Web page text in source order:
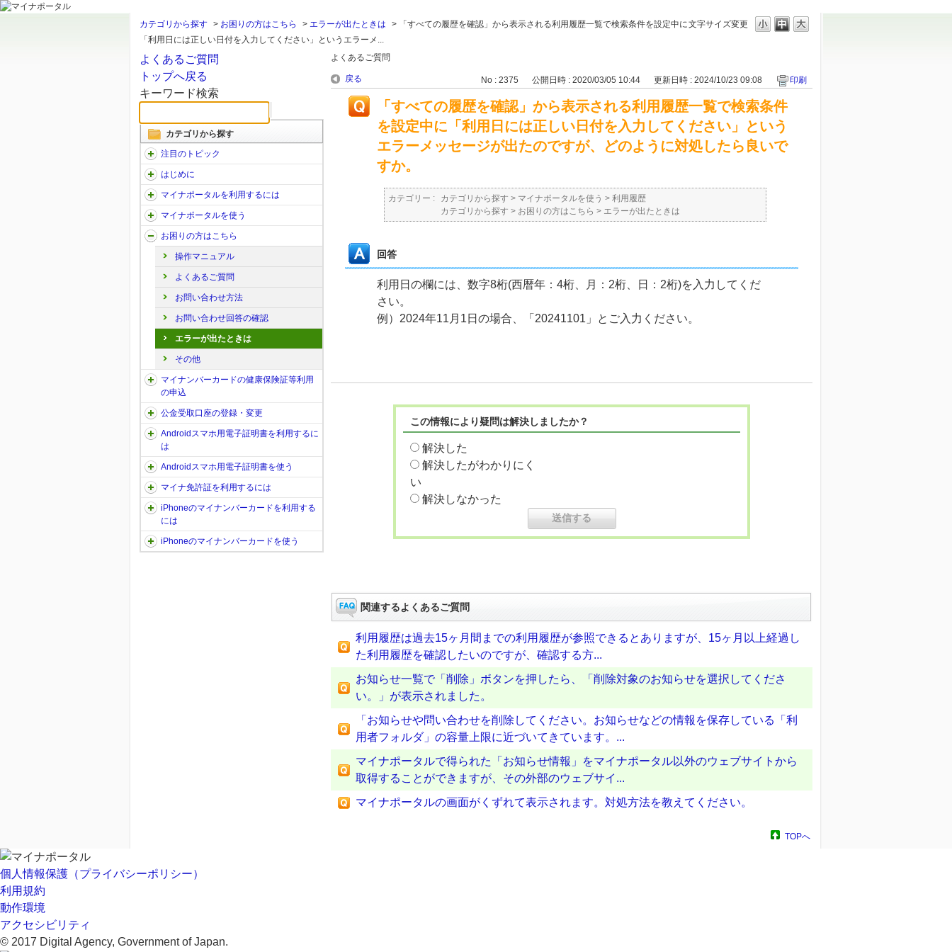
文字サイズ変更
カテゴリから探す > お困りの方はこちら > エラーが出たときは >
「すべての履歴を確認」から表示される利用履歴一覧で検索条件を設定中に
「利用日には正しい日付を入力してください」というエラーメ...
よくあるご質問
トップへ戻る
キーワード検索
カテゴリから探す
注目のトピック
はじめに
マイナポータルを利用するには
マイナポータルを使う
お困りの方はこちら
操作マニュアル
よくあるご質問
お問い合わせ方法
お問い合わせ回答の確認
エラーが出たときは
その他
マイナンバーカードの健康保険証等利用
の申込
公金受取口座の登録・変更
Androidスマホ用電子証明書を利用するに
は
Androidスマホ用電子証明書を使う
マイナ免許証を利用するには
iPhoneのマイナンバーカードを利用する
には
iPhoneのマイナンバーカードを使う
よくあるご質問
戻る No : 2375 公開日時 : 2020/03/05 10:44 更新日時 : 2024/10/23 09:08 印刷
「すべての履歴を確認」から表示される利用履歴一覧で検索条件
を設定中に「利用日には正しい日付を入力してください」という
エラーメッセージが出たのですが、どのように対処したら良いで
すか。
カテゴリー : カテゴリから探す > マイナポータルを使う > 利用履歴
カテゴリから探す > お困りの方はこちら > エラーが出たときは
回答
利用日の欄には、数字8桁(西暦年：4桁、月：2桁、日：2桁)を入力してくだ
さい。
例）2024年11月1日の場合、「20241101」とご入力ください。
この情報により疑問は解決しましたか？
解決した
解決したがわかりにく
い
解決しなかった
関連するよくあるご質問
利用履歴は過去15ヶ月間までの利用履歴が参照できるとありますが、15ヶ月以上経過し
た利用履歴を確認したいのですが、確認する方...
お知らせ一覧で「削除」ボタンを押したら、「削除対象のお知らせを選択してくださ
い。」が表示されました。
「お知らせや問い合わせを削除してください。お知らせなどの情報を保存している「利
用者フォルダ」の容量上限に近づいてきています。...
マイナポータルで得られた「お知らせ情報」をマイナポータル以外のウェブサイトから
取得することができますが、その外部のウェブサイ...
マイナポータルの画面がくずれて表示されます。対処方法を教えてください。
TOPへ
個人情報保護（プライバシーポリシー）
利用規約
動作環境
アクセシビリティ
© 2017 Digital Agency, Government of Japan.